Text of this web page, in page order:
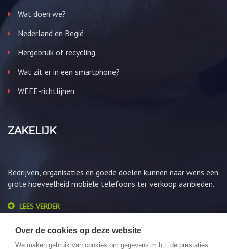
Wat doen we?
Nederland en Begië
Hergebruik of recycling
Wat zit er in een smartphone?
WEEE-richtlijnen
ZAKELIJK
Bedrijven, organisaties en goede doelen kunnen naar wens een
grote hoeveelheid mobiele telefoons ter verkoop aanbieden.
LEES VERDER
Over de cookies op deze website
We maken gebruik van cookies om gegevens m.b.t. de prestaties